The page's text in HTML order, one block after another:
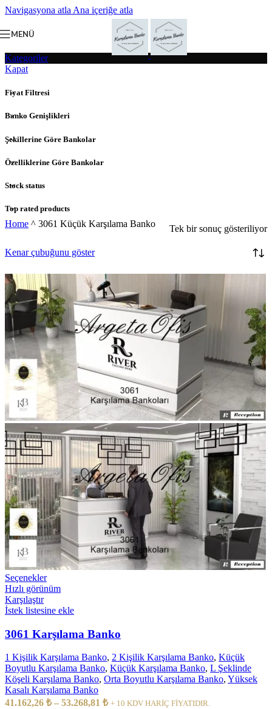
Navigasyona atla Ana içeriğe atla
MENÜ
Kategoriler
Kapat
Fiyat Filtresi
Banko Genişlikleri
Şekillerine Göre Bankolar
Özelliklerine Göre Bankolar
Stock status
Top rated products
Home ^ 3061 Küçük Karşılama Banko Tek bir sonuç gösteriliyor
Kenar çubuğunu göster
SeçeneklerBu
ürünün
fazla
var.
Seçenekler
ürün
sayfasından
seçilebilir
Hızlı görünüm
Karşılaştır
İstek listesine ekle
3061 Karşılama Banko
1 Kişilik Karşılama Banko, 2 Kişilik Karşılama Banko, Küçük
Boyutlu Karşılama Banko, Küçük Karşılama Banko, L Şeklinde
Köşeli Karşılama Banko, Orta Boyutlu Karşılama Banko, Yüksek
Kasalı Karşılama Banko
41.162,26 ₺ – 53.268,81 ₺Fiyat
+ 10 KDV HARİÇ FİYATIDIR.